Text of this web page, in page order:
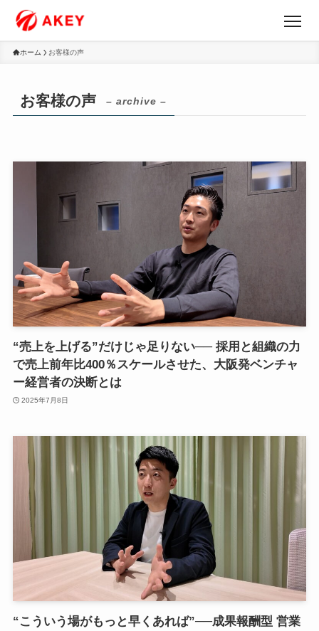
ホーム お客様の声
お客様の声 – archive –
“売上を上げる”だけじゃ足りない── 採用と組織の力
で売上前年比400％スケールさせた、大阪発ベンチャ
ー経営者の決断とは
2025年7月8日
“こういう場がもっと早くあれば”──成果報酬型 営業